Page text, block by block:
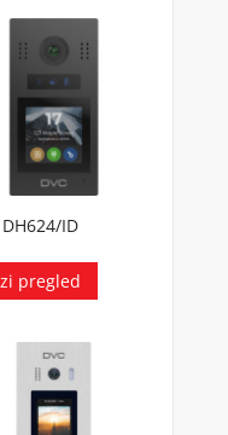
DH624/ID
pregled